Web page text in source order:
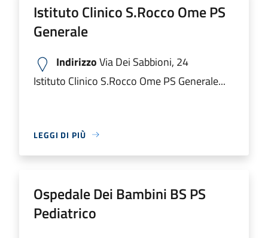
Istituto Clinico S.Rocco Ome PS
Generale
IndirizzoVia Dei Sabbioni, 24
Istituto Clinico S.Rocco Ome PS Generale...
LEGGI DI PIÙ
Ospedale Dei Bambini BS PS
Pediatrico